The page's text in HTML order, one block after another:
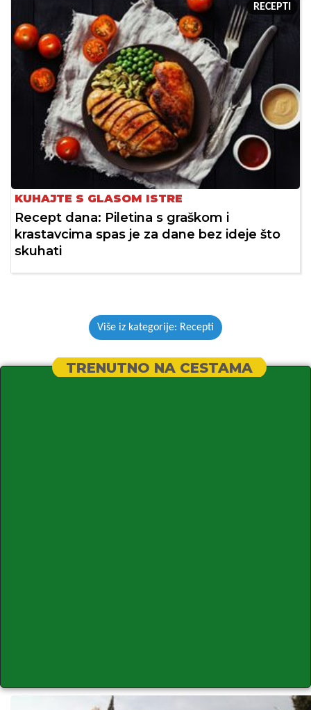
RECEPTI
KUHAJTE S GLASOM ISTRE
Recept dana: Piletina s graškom i
krastavcima spas je za dane bez ideje što
skuhati
Više iz kategorije: Recepti
TRENUTNO NA CESTAMA